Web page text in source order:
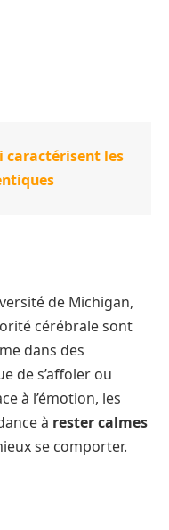
caractérisent les
de Michigan,
cérébrale sont
dans des
de s’affoler ou
à l’émotion, les
à rester calmes
se comporter.